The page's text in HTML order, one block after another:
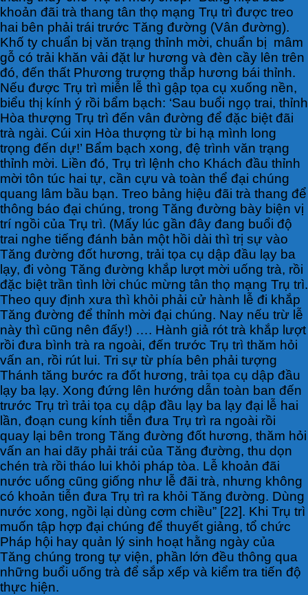
khoản đãi trà thang tân thọ mạng Trụ trì được treo
hai bên phải trái trước Tăng đường (Vân đường).
Khố ty chuẩn bị văn trạng thỉnh mời, chuẩn bị mâm
gỗ có trải khăn vải đặt lư hương và đèn cầy lên trên
đó, đến thất Phương trượng thắp hương bái thỉnh.
Nếu được Trụ trì miễn lễ thì gập tọa cụ xuống nền,
biểu thị kính ý rồi bẩm bạch: ‘Sau buổi ngọ trai, thỉnh
Hòa thượng Trụ trì đến vân đường để đặc biệt đãi
trà ngài. Cúi xin Hòa thượng từ bi hạ mình long
trọng đến dự!’ Bẩm bạch xong, đệ trình văn trạng
thỉnh mời. Liền đó, Trụ trì lệnh cho Khách đầu thỉnh
mời tôn túc hai tự, cần cựu và toàn thể đại chúng
quang lâm bầu bạn. Treo bảng hiệu đãi trà thang để
thông báo đại chúng, trong Tăng đường bày biện vị
trí ngồi của Trụ trì. (Mấy lúc gần đây đang buổi độ
trai nghe tiếng đánh bản một hồi dài thì trị sự vào
Tăng đường đốt hương, trải tọa cụ dập đầu lạy ba
lạy, đi vòng Tăng đường khắp lượt mời uống trà, rồi
đặc biệt trần tình lời chúc mừng tân thọ mạng Trụ trì.
Theo quy định xưa thì khỏi phải cử hành lễ đi khắp
Tăng đường để thỉnh mời đại chúng. Nay nếu trừ lễ
này thì cũng nên đấy!) …. Hành giả rót trà khắp lượt
rồi đưa bình trà ra ngoài, đến trước Trụ trì thăm hỏi
vấn an, rồi rút lui. Tri sự từ phía bên phải tượng
Thánh tăng bước ra đốt hương, trải tọa cụ dập đầu
lạy ba lạy. Xong đứng lên hướng dẫn toàn ban đến
trước Trụ trì trải tọa cụ dập đầu lạy ba lạy đại lễ hai
lần, đoạn cung kính tiễn đưa Trụ trì ra ngoài rồi
quay lại bên trong Tăng đường đốt hương, thăm hỏi
vấn an hai dãy phải trái của Tăng đường, thu dọn
chén trà rồi tháo lui khỏi pháp tòa. Lễ khoản đãi
nước uống cũng giống như lễ đãi trà, nhưng không
có khoản tiễn đưa Trụ trì ra khỏi Tăng đường. Dùng
nước xong, ngồi lại dùng cơm chiều” [22]. Khi Trụ trì
muốn tập hợp đại chúng để thuyết giảng, tổ chức
Pháp hội hay quản lý sinh hoạt hằng ngày của
Tăng chúng trong tự viện, phần lớn đều thông qua
những buổi uống trà để sắp xếp và kiểm tra tiến độ
thực hiện.